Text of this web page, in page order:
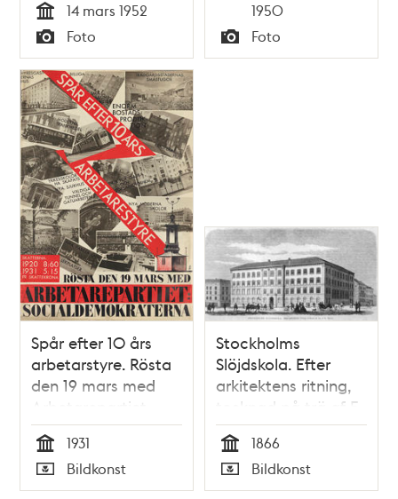
Tid
14 mars 1952
Typ
Foto
1950
Typ
Foto
Spår efter 10 års
arbetarstyre. Rösta
den 19 mars med
Arbetarepartiet
Socialdemokraterna.
[Valaffisch]
Tid
1931
Typ
Bildkonst
Stockholms
Slöjdskola. Efter
arkitektens ritning,
tecknad på trä af F.
Meijer. Teckning i Ny
Illustrerad Tidning nr
23, den 9 juni 1866
Tid
1866
Typ
Bildkonst